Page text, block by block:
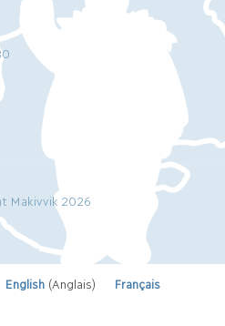
Makivvik 2026
English (Anglais) Français